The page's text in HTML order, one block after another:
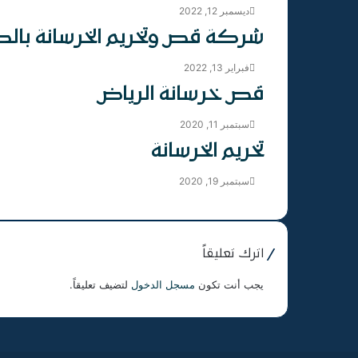
ديسمبر 12, 2022
شركة قص وتخريم الخرسانة
فبراير 13, 2022
قص خرسانة الرياض
سبتمبر 11, 2020
تخريم الخرسانة
سبتمبر 19, 2020
اترك تعليقاً
يجب أنت تكون مسجل الدخول لتضيف تعليقاً.